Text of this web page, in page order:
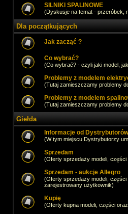
SILNIKI SPALINOWE
(Dyskusje na temat - przeróbek,
Dla początkujących
Jak zacząć ?
Co wybrać?
(Co wybrać? - czyli jaki model,
Problemy z modelem
(Tutaj zamieszczamy problemy
Problemy z modelem
(Tutaj zamieszczamy problemy
Giełda
Informacje od Dystrybutorów
(W tym miejscu Dystrybutorzy
Sprzedam
(Oferty sprzedaży modeli,
Sprzedam - aukcje Allegro
(Oferty sprzedaży modeli, części
zarejestrowany użytkownik)
Kupię
(Oferty kupna modeli, części